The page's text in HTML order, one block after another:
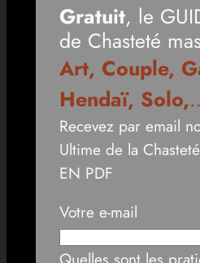
Gratuit, le
de Chasteté
Art, Couple,
Hendaï, Solo,
Recevez par email
Ultime de la
EN PDF
Votre e-mail